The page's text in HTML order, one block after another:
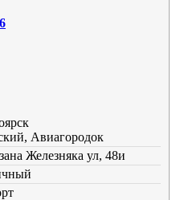
Авиагородок
Железняка ул, 48и